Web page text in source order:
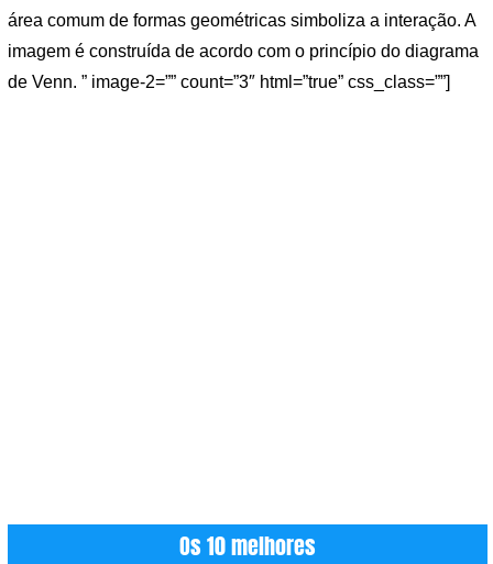
área comum de formas geométricas simboliza a interação. A
imagem é construída de acordo com o princípio do diagrama
de Venn. ” image-2=”” count=”3″ html=”true” css_class=””]
Os 10 melhores